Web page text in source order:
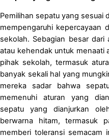
Pemilihan sepatu yang sesuai
mempengaruhi kepercayaan
sekolah. Sebagian besar dari
atau kehendak untuk menaati
pihak sekolah, termasuk
banyak sekali hal yang
mereka sadar bahwa
memenuhi aturan yang
sepatu yang dianjurkan
berwarna hitam, termasuk
memberi toleransi semacam